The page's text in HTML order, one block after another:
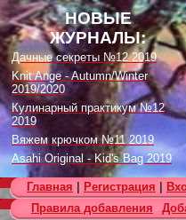
НОВЫЕ
ЖУРНАЛЫ:
Дачные секреты №12 2019
Knit Ange - Autumn/Winter
2019/2020
Кулинарный практикум №12
2019
Вяжем крючком №11 2019
Asahi Original - Kid's Bag 2019
Цветок. Спецвыпуск №4 2019
Designs in Machine Embroidery
№116 2019
Главная Регистрация
Правила добавления